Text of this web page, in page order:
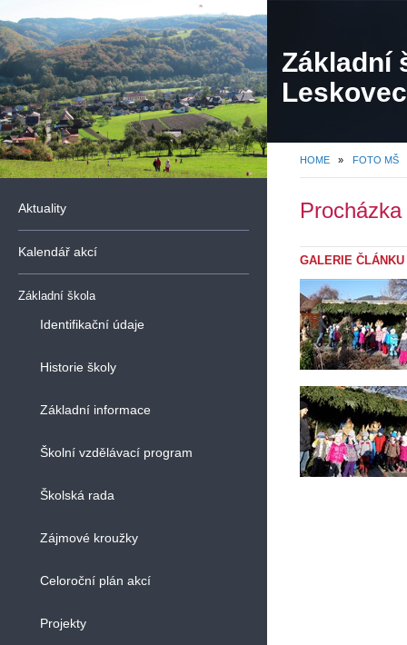
Základní
HOME » FOTO MŠ
Aktuality
Kalendář akcí
Základní škola
Identifikační údaje
Historie školy
Základní informace
Školní vzdělávací program
Školská rada
Zájmové kroužky
Celoroční plán akcí
Projekty
GALERIE ČLÁNKU